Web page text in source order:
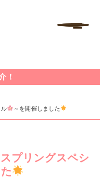
愛犬動物フラワー学園
MENU
！
～を開催しました
プリングスペシ